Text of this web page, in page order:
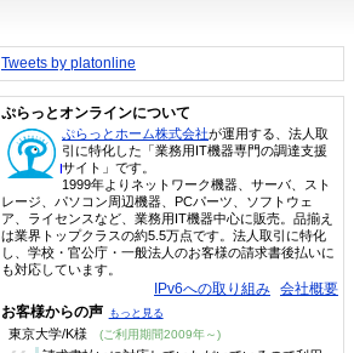
Tweets by platonline
ぷらっとオンラインについて
ぷらっとホーム株式会社が運用する、法人取
引に特化した「業務用IT機器専門の調達支援
サイト」です。
1999年よりネットワーク機器、サーバ、スト
レージ、パソコン周辺機器、PCパーツ、ソフトウェ
ア、ライセンスなど、業務用IT機器中心に販売。品揃え
は業界トップクラスの約5.5万点です。法人取引に特化
し、学校・官公庁・一般法人のお客様の請求書後払いに
も対応しています。
IPv6への取り組み 会社概要
お客様からの声 もっと見る
東京大学/K様 (ご利用期間2009年～)